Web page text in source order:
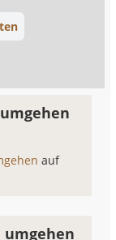
auf
umgehen